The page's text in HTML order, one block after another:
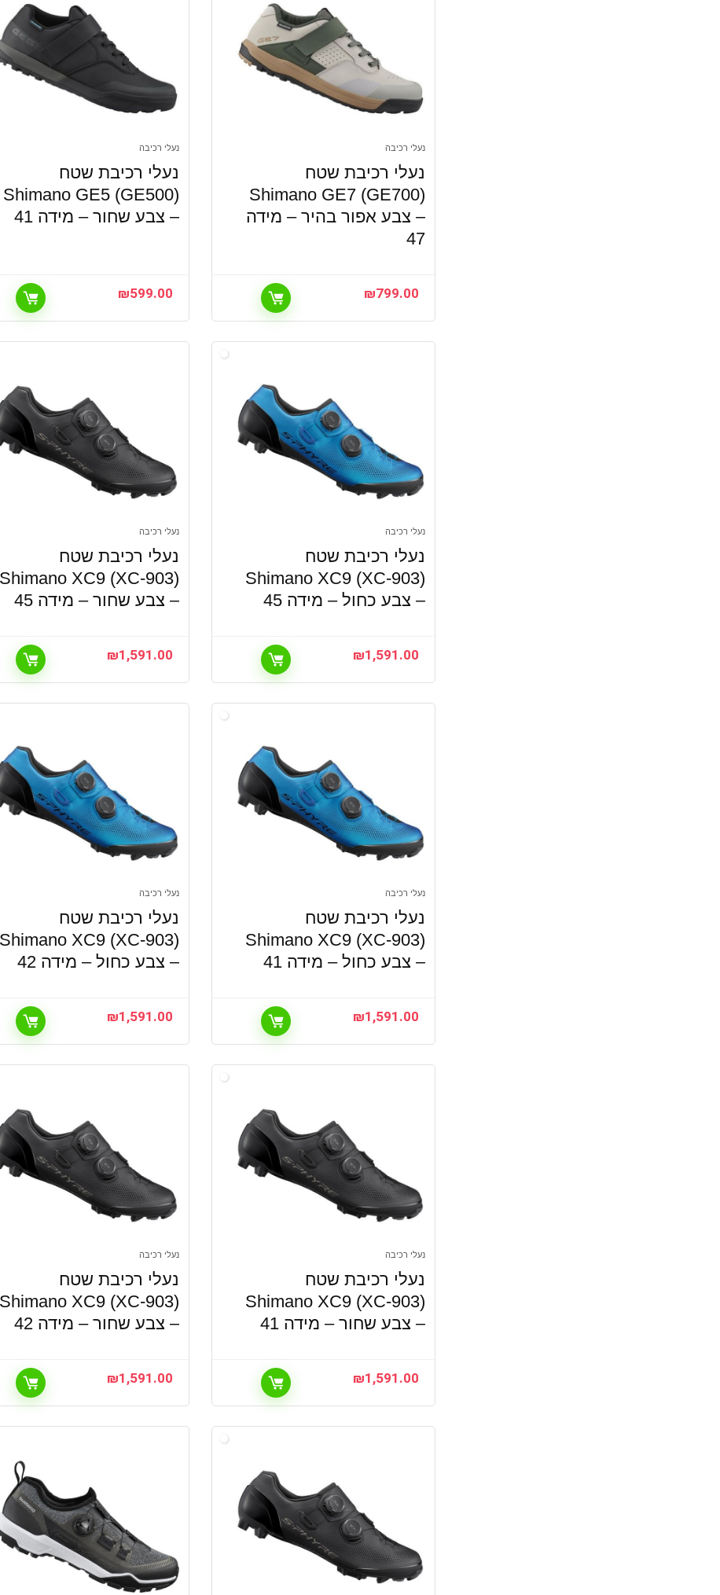
נעלי רכיבה
נעלי רכיבת שטח
Shimano GE7 (GE700)
– צבע אפור בהיר – מידה
47
₪799.00
נעלי רכיבה
נעלי רכיבת שטח
Shimano GE5 (GE500)
– צבע שחור – מידה 41
₪599.00
נעלי רכיבה
נעלי רכיבת שטח
Shimano XC9 (XC-903)
– צבע כחול – מידה 45
₪1,591.00
נעלי רכיבה
נעלי רכיבת שטח
Shimano XC9 (XC-903)
– צבע שחור – מידה 45
₪1,591.00
נעלי רכיבה
נעלי רכיבת שטח
Shimano XC9 (XC-903)
– צבע כחול – מידה 41
₪1,591.00
נעלי רכיבה
נעלי רכיבת שטח
Shimano XC9 (XC-903)
– צבע כחול – מידה 42
₪1,591.00
נעלי רכיבה
נעלי רכיבת שטח
Shimano XC9 (XC-903)
– צבע שחור – מידה 41
₪1,591.00
נעלי רכיבה
נעלי רכיבת שטח
Shimano XC9 (XC-903)
– צבע שחור – מידה 42
₪1,591.00